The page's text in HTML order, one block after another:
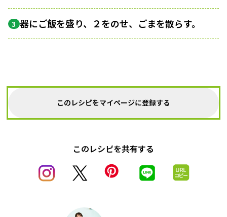
3 器にご飯を盛り、２をのせ、ごまを散らす。
このレシピをマイページに登録する
このレシピを共有する